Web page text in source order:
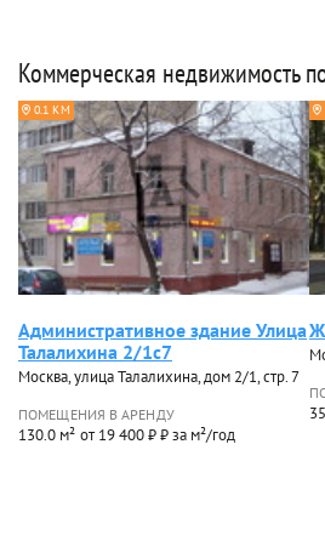
Коммерческая недвижимость
0.1 КМ
Административное здание Улица
Талалихина 2/1с7
Москва, улица Талалихина, дом 2/1, стр. 7
ПОМЕЩЕНИЯ В АРЕНДУ
130.0 м² от 19 400 ₽ ₽ за м²/год